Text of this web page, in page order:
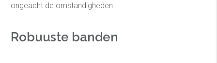
ongeacht de omstandigheden.
Robuuste banden